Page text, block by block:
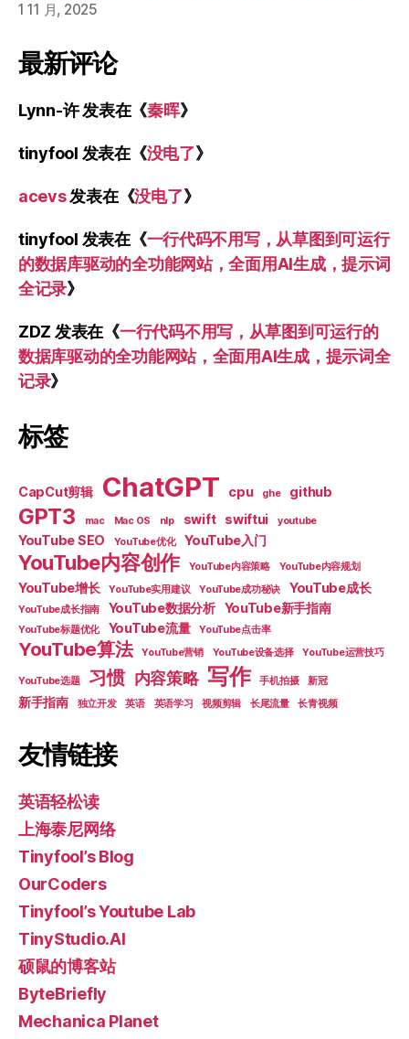
1 11 月, 2025
最新评论
Lynn-许发表在《秦晖》
tinyfool 发表在《没电了》
acevs发表在《没电了》
tinyfool 发表在《一行代码不用写，从草图到可运行
的数据库驱动的全功能网站，全面用AI生成，提示词
全记录》
ZDZ 发表在《一行代码不用写，从草图到可运行的
数据库驱动的全功能网站，全面用AI生成，提示词全
记录》
标签
CapCut剪辑 ChatGPT cpu ghe github
GPT3 mac Mac OS nlp swift swiftui youtube
YouTube SEO YouTube优化 YouTube入门
YouTube内容创作 YouTube内容策略 YouTube内容规划
YouTube增长 YouTube实用建议 YouTube成功秘诀 YouTube成长
YouTube成长指南 YouTube数据分析 YouTube新手指南
YouTube标题优化 YouTube流量 YouTube点击率
YouTube算法 YouTube营销 YouTube设备选择 YouTube运营技巧
YouTube选题 习惯 内容策略 写作 手机拍摄 新冠
新手指南 独立开发 英语 英语学习 视频剪辑 长尾流量 长青视频
友情链接
英语轻松读
上海泰尼网络
Tinyfool’s Blog
OurCoders
Tinyfool’s Youtube Lab
TinyStudio.AI
硕鼠的博客站
ByteBriefly
Mechanica Planet